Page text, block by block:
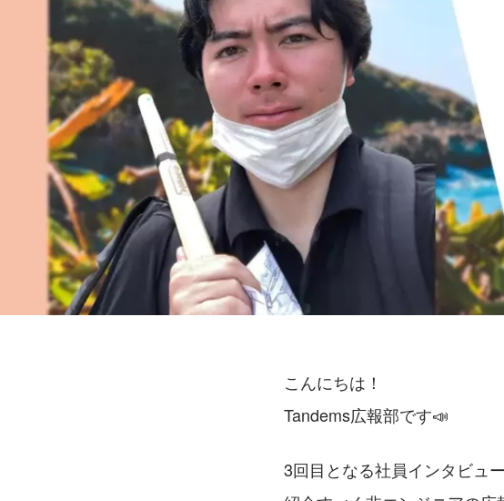
こんにちは！
Tandems広報部です📣
3回目となる社員インタビュ
araki ayano
株式会社 Tandems / 広報・人事・秘書